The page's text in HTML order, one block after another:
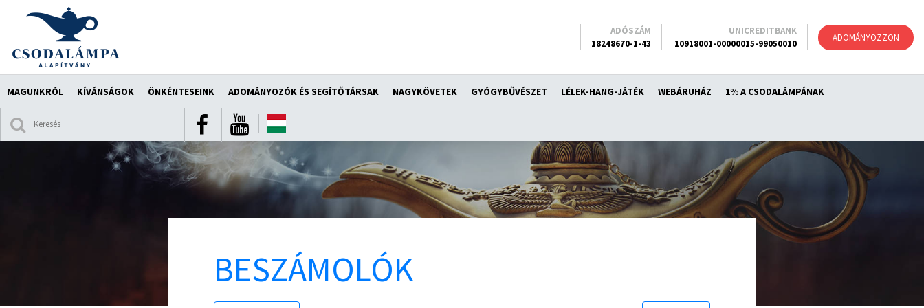
ADOMÁNYOZZON
MAGUNKRÓL KÍVÁNSÁGOK ÖNKÉNTESEINK ADOMÁNYOZÓK ÉS SEGÍTŐTÁRSAK NAGYKÖVETEK GYÓGYBŰVÉSZET LÉLEK-HANG-JÁTÉK WEBÁRUHÁZ 1% A CSODALÁMPÁNAK
ADÓSZÁM
18248670-1-43
UNICREDITBANK
10918001-00000015-99050010
BESZÁMOLÓK